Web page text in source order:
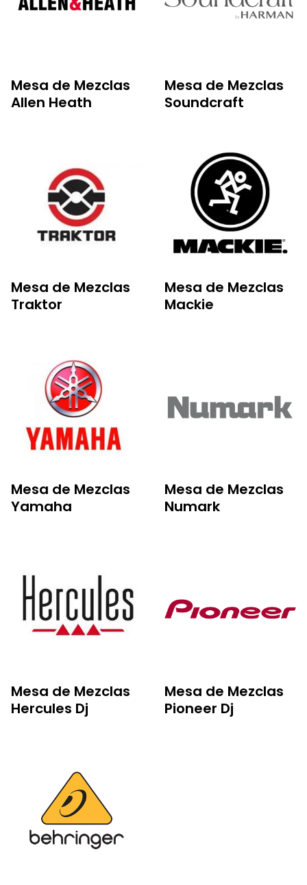
Mesa de Mezclas
Allen Heath
Mesa de Mezclas
Soundcraft
Mesa de Mezclas
Traktor
Mesa de Mezclas
Mackie
Mesa de Mezclas
Yamaha
Mesa de Mezclas
Numark
Mesa de Mezclas
Hercules Dj
Mesa de Mezclas
Pioneer Dj